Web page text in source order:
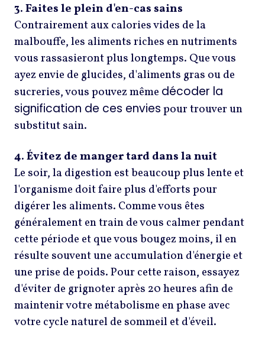
3. Faites le plein d'en-cas sains
Contrairement aux calories vides de la
malbouffe, les aliments riches en nutriments
vous rassasieront plus longtemps. Que vous
ayez envie de glucides, d'aliments gras ou de
sucreries, vous pouvez même décoder la
signification de ces enviespour trouver un
substitut sain.
4. Évitez de manger tard dans la nuit
Le soir, la digestion est beaucoup plus lente et
l'organisme doit faire plus d'efforts pour
digérer les aliments. Comme vous êtes
généralement en train de vous calmer pendant
cette période et que vous bougez moins, il en
résulte souvent une accumulation d'énergie et
une prise de poids. Pour cette raison, essayez
d'éviter de grignoter après 20 heures afin de
maintenir votre métabolisme en phase avec
votre cycle naturel de sommeil et d'éveil.